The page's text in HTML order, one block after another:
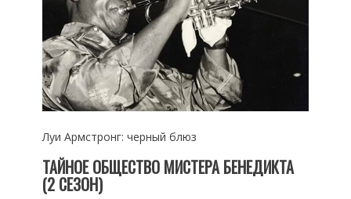
Луи Армстронг: черный блюз
ТАЙНОЕ ОБЩЕСТВО МИСТЕРА БЕНЕДИКТА
(2 СЕЗОН)